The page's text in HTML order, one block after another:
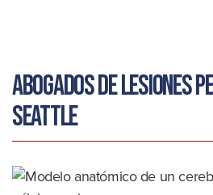
Abogados de lesiones
Seattle